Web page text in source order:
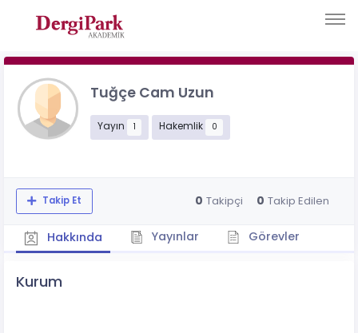
Tuğçe Cam Uzun
Yayın 1 Hakemlik 0
Takip Et 0 Takipçi 0 Takip Edilen
Hakkında Yayınlar Görevler
Kurum